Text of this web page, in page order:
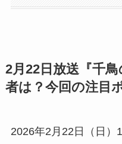
2月22日放送『千
者は？今回の注目
2026年2月22日（日）